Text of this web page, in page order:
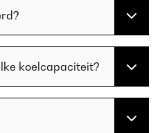
koelcapaciteit?